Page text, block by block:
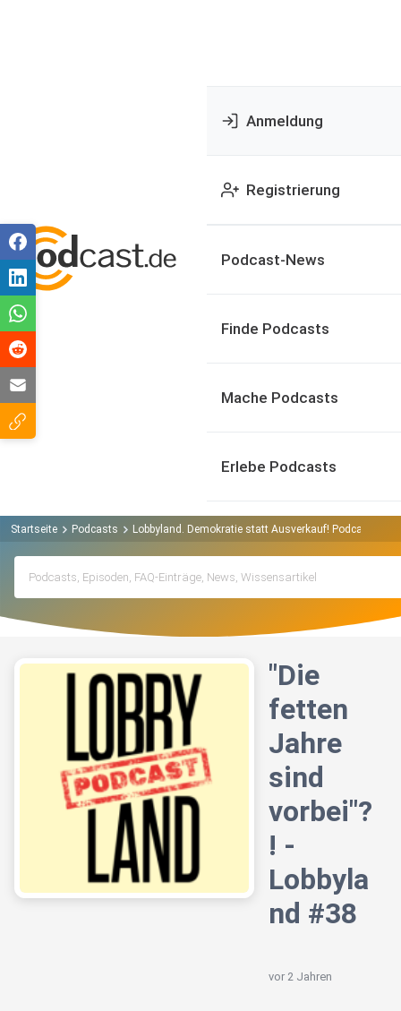
Anmeldung
Registrierung
Podcast-News
Finde Podcasts
Mache Podcasts
Erlebe Podcasts
Startseite Podcasts Lobbyland. Demokratie statt Ausverkauf! Podcast
"Die
fetten
Jahre
sind
vorbei"?
! -
Lobbyla
nd #38
vor 2 Jahren